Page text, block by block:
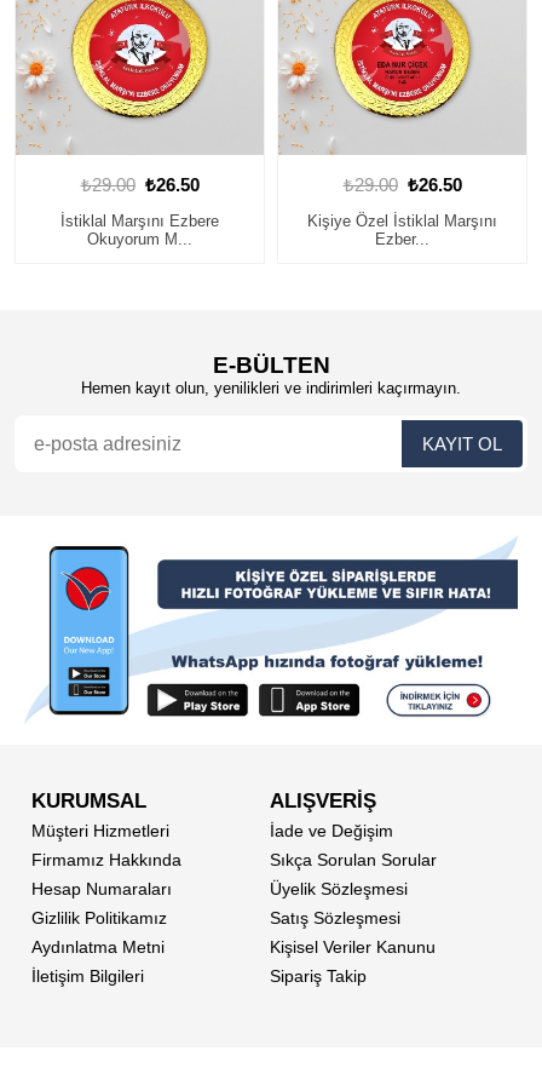
₺29.00
Kişiye Özel İstiklal Marşını
Ezber...
₺29.00
Kişiye Özel İstiklal
E-BÜLTEN
Hemen kayıt olun, yenilikleri ve indirimleri kaçırmayın.
KURUMSAL
Müşteri Hizmetleri
Firmamız Hakkında
Hesap Numaraları
Gizlilik Politikamız
Aydınlatma Metni
İletişim Bilgileri
ALIŞVERİŞ
İade ve Değişim
Sıkça Sorulan Sorular
Üyelik Sözleşmesi
Satış Sözleşmesi
Kişisel Veriler Kanunu
Sipariş Takip